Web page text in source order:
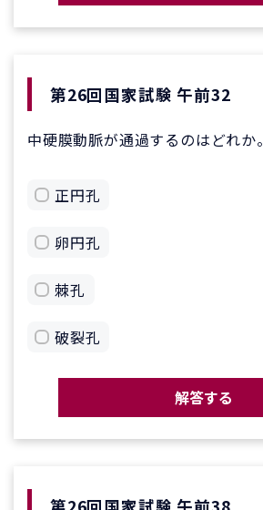
第26回国家試験 午前32
中硬膜動脈が通過するのはどれか。
正円孔
卵円孔
棘孔
破裂孔
解答する